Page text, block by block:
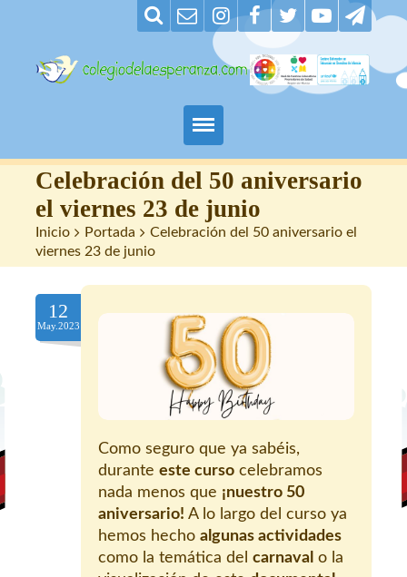
Padres
Alumnos
Maestros
Nuestro centro
Celebración del 50 aniversario
el viernes 23 de junio
Inicio > Portada > Celebración del 50 aniversario el
viernes 23 de junio
12
May.2023
Como seguro que ya sabéis,
durante este curso celebramos
nada menos que ¡nuestro 50
aniversario! A lo largo del curso ya
hemos hecho algunas actividades
como la temática del carnaval o la